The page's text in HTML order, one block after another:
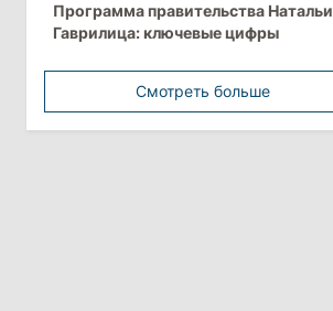
европейских стран с самой низкой
минимальной зарплатой
Политика
Анна Ревенко уходит с поста главы
Программа правительства Натальи
Гаврилица: ключевые цифры
Смотреть больше